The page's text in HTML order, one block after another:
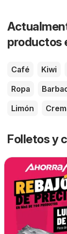
productos
Café Kiwi
Ropa
Limón
Folletos y